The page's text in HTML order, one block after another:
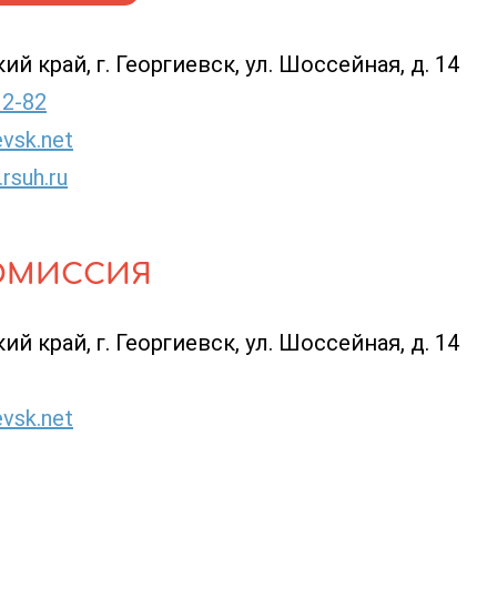
край, г. Георгиевск, ул. Шоссейная, д. 14
82
край, г. Георгиевск, ул. Шоссейная, д. 14